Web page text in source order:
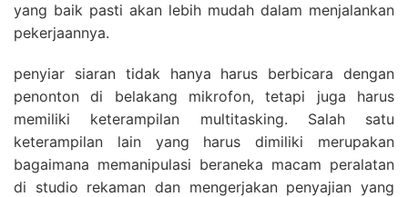
yang baik pasti akan lebih mudah dalam menjalankan
pekerjaannya.
penyiar siaran tidak hanya harus berbicara dengan
penonton di belakang mikrofon, tetapi juga harus
memiliki keterampilan multitasking. Salah satu
keterampilan lain yang harus dimiliki merupakan
bagaimana memanipulasi beraneka macam peralatan
di studio rekaman dan mengerjakan penyajian yang